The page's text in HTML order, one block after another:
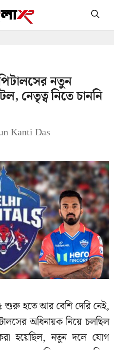
নতুন
নেতৃত্ব নিতে চাননি
Kanti Das
হতে আর বেশি দেরি নেই,
অধিনায়ক নিয়ে চলছিল
হয়েছিল, নতুন দলে যোগ